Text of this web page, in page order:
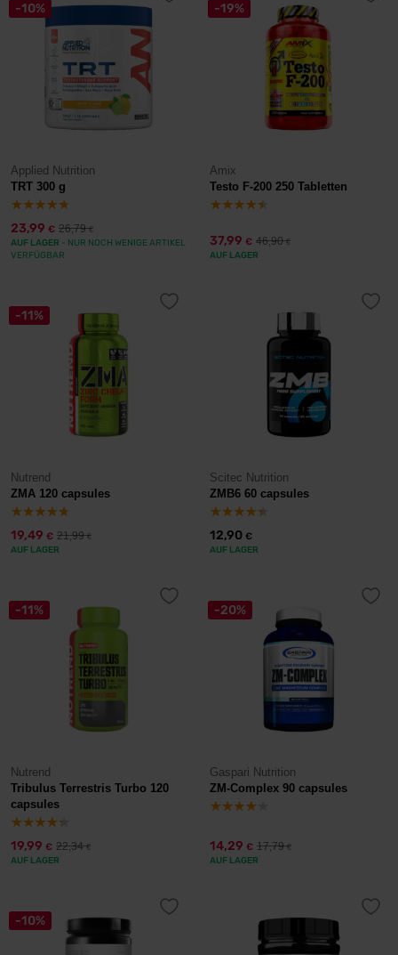
-10%
Applied Nutrition
TRT 300 g
23,99 € 26,79€
AUF LAGER - NUR NOCH WENIGE ARTIKEL
VERFÜGBAR
-19%
Amix
Testo F-200 250 Tabletten
37,99 € 46,90€
AUF LAGER
-11%
Nutrend
ZMA 120 capsules
19,49 € 21,99€
AUF LAGER
Scitec Nutrition
ZMB6 60 capsules
12,90 €
AUF LAGER
-11%
Nutrend
Tribulus Terrestris Turbo 120
capsules
19,99 € 22,34€
AUF LAGER
-20%
Gaspari Nutrition
ZM-Complex 90 capsules
14,29 € 17,79€
AUF LAGER
-10%